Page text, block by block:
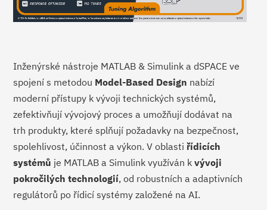
Inženýrské nástroje MATLAB & Simulink a dSPACE ve
spojení s metodou Model-Based Design nabízí
moderní přístupy k vývoji technických systémů,
zefektivňují vývojový proces a umožňují dodávat na
trh produkty, které splňují požadavky na bezpečnost,
spolehlivost, účinnost a výkon. V oblastiřídicích
systémů je MATLAB a Simulink využíván kvývoji
pokročilých technologií, od robustních a adaptivních
regulátorů po řídicí systémy založené na AI.